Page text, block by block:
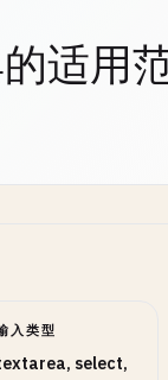
适用
入类型
select,